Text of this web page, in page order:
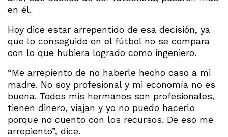
en él.
Hoy dice estar arrepentido de esa decisión, ya
que lo conseguido en el fútbol no se compara
con lo que hubiera logrado como ingeniero.
“Me arrepiento de no haberle hecho caso a mi
madre. No soy profesional y mi economía no es
buena. Todos mis hermanos son profesionales,
tienen dinero, viajan y yo no puedo hacerlo
porque no cuento con los recursos. De eso me
arrepiento”, dice.